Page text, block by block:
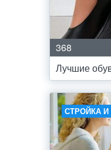
368
Лучшие
СТРОЙКА